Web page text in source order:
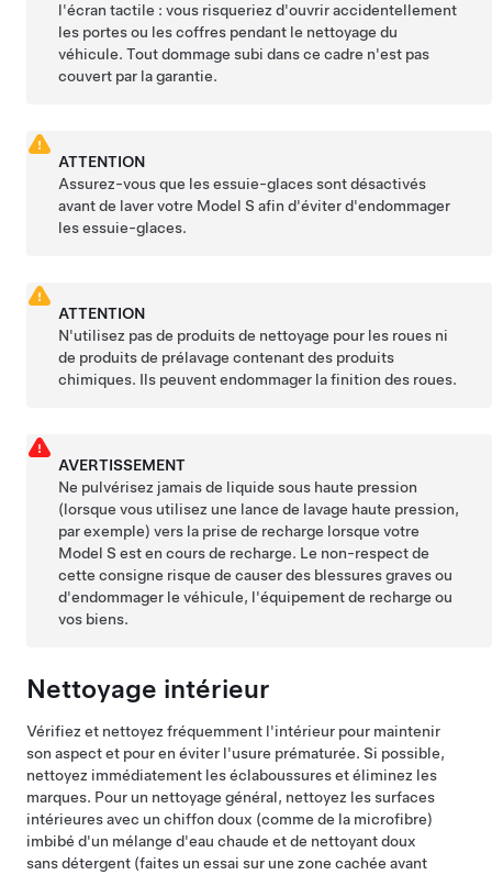
l'écran tactile : vous risqueriez d'ouvrir accidentellement
les portes ou les coffres pendant le nettoyage du
véhicule. Tout dommage subi dans ce cadre n'est pas
couvert par la garantie.
ATTENTION
Assurez-vous que les essuie-glaces sont désactivés
avant de laver votre Model S afin d'éviter d'endommager
les essuie-glaces.
ATTENTION
N'utilisez pas de produits de nettoyage pour les roues ni
de produits de prélavage contenant des produits
chimiques. Ils peuvent endommager la finition des roues.
AVERTISSEMENT
Ne pulvérisez jamais de liquide sous haute pression
(lorsque vous utilisez une lance de lavage haute pression,
par exemple) vers la prise de recharge lorsque votre
Model S est en cours de recharge. Le non-respect de
cette consigne risque de causer des blessures graves ou
d'endommager le véhicule, l'équipement de recharge ou
vos biens.
Nettoyage intérieur
Vérifiez et nettoyez fréquemment l'intérieur pour maintenir
son aspect et pour en éviter l'usure prématurée. Si possible,
nettoyez immédiatement les éclaboussures et éliminez les
marques. Pour un nettoyage général, nettoyez les surfaces
intérieures avec un chiffon doux (comme de la microfibre)
imbibé d'un mélange d'eau chaude et de nettoyant doux
sans détergent (faites un essai sur une zone cachée avant